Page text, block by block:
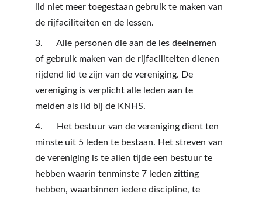
lid niet meer toegestaan gebruik te maken van
de rijfaciliteiten en de lessen.
3.      Alle personen die aan de les deelnemen
of gebruik maken van de rijfaciliteiten dienen
rijdend lid te zijn van de vereniging. De
vereniging is verplicht alle leden aan te
melden als lid bij de KNHS.
4.      Het bestuur van de vereniging dient ten
minste uit 5 leden te bestaan. Het streven van
de vereniging is te allen tijde een bestuur te
hebben waarin tenminste 7 leden zitting
hebben, waarbinnen iedere discipline, te